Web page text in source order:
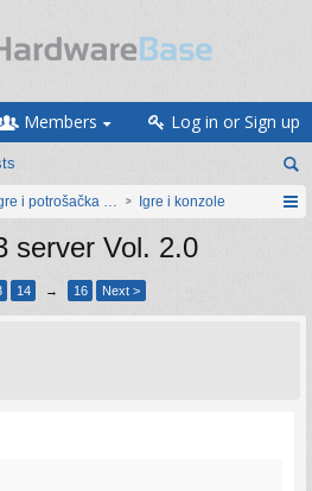
Members Log in or Sign up
i potrošačka elektronikaIgre i konzole
server Vol. 2.0
14 → 16 Next >